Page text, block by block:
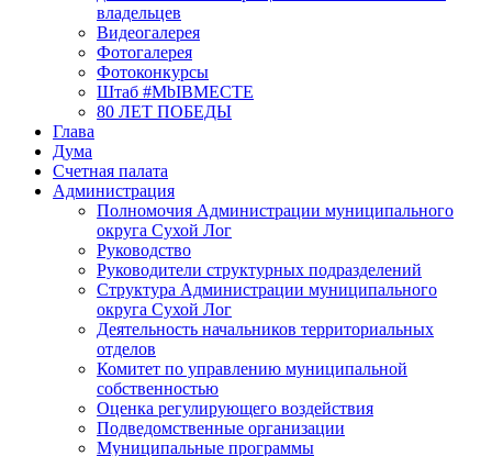
владельцев
Видеогалерея
Фотогалерея
Фотоконкурсы
Штаб #MbIBMECTE
80 ЛЕТ ПОБЕДЫ
Глава
Дума
Счетная палата
Администрация
Полномочия Администрации муниципального
округа Сухой Лог
Руководство
Руководители структурных подразделений
Структура Администрации муниципального
округа Сухой Лог
Деятельность начальников территориальных
отделов
Комитет по управлению муниципальной
собственностью
Оценка регулирующего воздействия
Подведомственные организации
Муниципальные программы